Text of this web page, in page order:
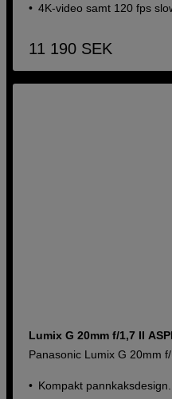
4K-video samt 120 fps
11 190 SEK
Lumix G 20mm f/1,7 II
Panasonic Lumix G 20mm
Kompakt pannkaksdesign.